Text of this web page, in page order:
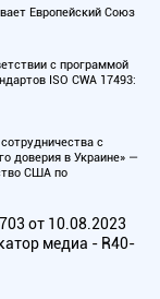
Европейский Союз
с программой
ISO CWA 17493:
с
доверия в Украине» —
США по
от 10.08.2023
медиа - R40-